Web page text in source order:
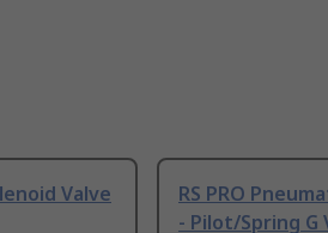
Valve
RS PRO
- Pilot/Spring G